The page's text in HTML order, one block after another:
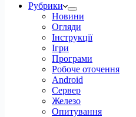
Рубрики
Новини
Огляди
Інструкції
Ігри
Програми
Робоче оточення
Android
Сервер
Железо
Опитування